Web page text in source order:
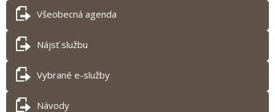
Všeobecná agenda
Nájsť službu
Vybrané e-služby
Návody